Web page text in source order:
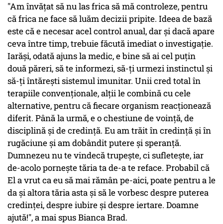
"Am învăţat să nu las frica să mă controleze, pentru
că frica ne face să luăm decizii pripite. Ideea de bază
este că e necesar acel control anual, dar şi dacă apare
ceva între timp, trebuie făcută imediat o investigaţie.
Iarăşi, odată ajuns la medic, e bine să ai cel puţin
două păreri, să te informezi, să-ţi urmezi instinctul şi
să-ţi întăreşti sistemul imunitar. Unii cred total în
terapiile convenţionale, alţii le combină cu cele
alternative, pentru că fiecare organism reacţionează
diferit. Până la urmă, e o chestiune de voinţă, de
disciplină şi de credinţă. Eu am trăit în credinţă şi în
rugăciune şi am dobândit putere şi speranţă.
Dumnezeu nu te vindecă trupeşte, ci sufleteşte, iar
de-acolo porneşte tăria ta de-a te reface. Probabil că
El a vrut ca eu să mai rămân pe-aici, poate pentru a le
da şi altora tăria asta şi să le vorbesc despre puterea
credinţei, despre iubire şi despre iertare. Doamne
ajută!", a mai spus Bianca Brad.